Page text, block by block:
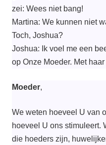
zei: Wees niet bang!
Martina: We kunnen niet
Toch, Joshua?
Joshua: Ik voel me een
op Onze Moeder. Met
Moeder,
We weten hoeveel U van
hoeveel U ons stimuleert.
die hoeders zijn,